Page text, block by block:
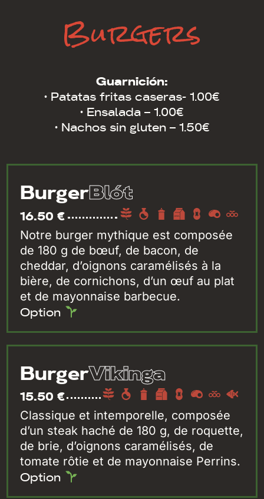
Burgers
Guarnición:
· Patatas fritas caseras- 1.00€
· Ensalada – 1.00€
· Nachos sin gluten – 1.50€
BurgerBlót
16.50 €
Notre burger mythique est composée
de 180 g de bœuf, de bacon, de
cheddar, d’oignons caramélisés à la
bière, de cornichons, d’un œuf au plat
et de mayonnaise barbecue.
Option
BurgerVikinga
15.50 €
Classique et intemporelle, composée
d’un steak haché de 180 g, de roquette,
de brie, d’oignons caramélisés, de
tomate rôtie et de mayonnaise Perrins.
Option